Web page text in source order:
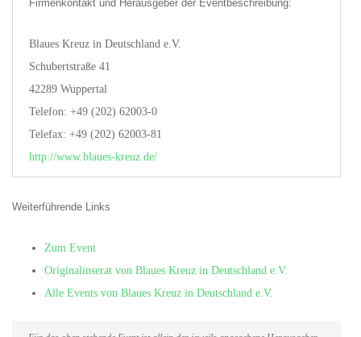
Firmenkontakt und Herausgeber der Eventbeschreibung:
Blaues Kreuz in Deutschland e.V.
Schubertstraße 41
42289 Wuppertal
Telefon: +49 (202) 62003-0
Telefax: +49 (202) 62003-81
http://www.blaues-kreuz.de/
Weiterführende Links
Zum Event
Originalinserat von Blaues Kreuz in Deutschland e.V.
Alle Events von Blaues Kreuz in Deutschland e.V.